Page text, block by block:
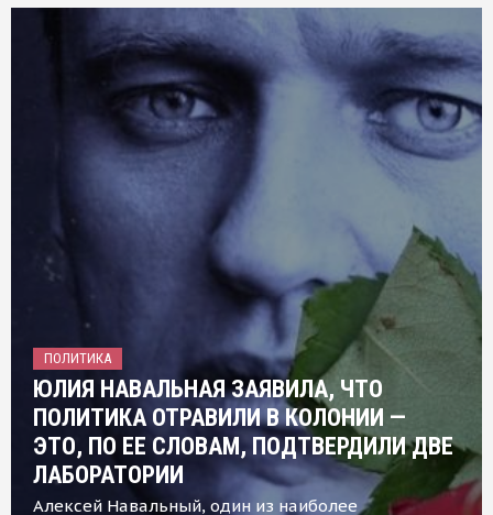
ПОЛИТИКА
ЮЛИЯ НАВАЛЬНАЯ ЗАЯВИЛА, ЧТО
ПОЛИТИКА ОТРАВИЛИ В КОЛОНИИ —
ЭТО, ПО ЕЕ СЛОВАМ, ПОДТВЕРДИЛИ ДВЕ
ЛАБОРАТОРИИ
Алексей Навальный, один из наиболее